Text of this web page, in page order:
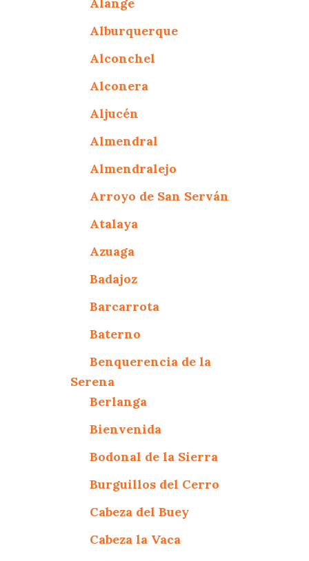
Alburquerque
Alconchel
Alconera
Aljucén
Almendral
Almendralejo
Arroyo de San Serván
Atalaya
Azuaga
Badajoz
Barcarrota
Baterno
Benquerencia de la
Serena
Berlanga
Bienvenida
Bodonal de la Sierra
Burguillos del Cerro
Cabeza del Buey
Cabeza la Vaca